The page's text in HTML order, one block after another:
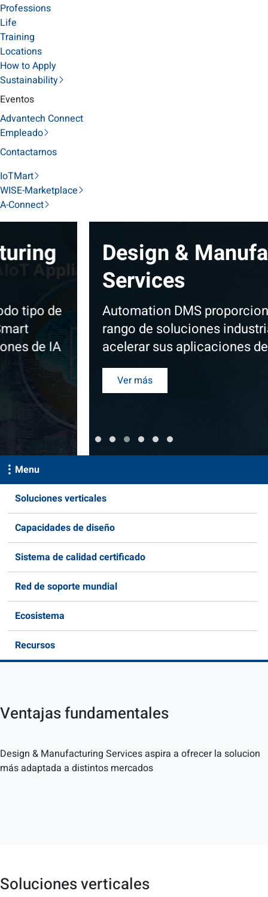
Professions
Life
Training
Locations
How to Apply
Sustainability
Eventos
Advantech Connect
Empleado
Contactarnos
IoTMart
WISE-Marketplace
A-Connect
Design & Manufacturing
Services
Automation DMS proporciona un amplio
rango de soluciones industriales para
acelerar sus aplicaciones de IA
Menu
Soluciones verticales
Capacidades de diseño
Sistema de calidad certificado
Red de soporte mundial
Ecosistema
Recursos
Ventajas fundamentales
Design & Manufacturing Services aspira a ofrecer la solucion
más adaptada a distintos mercados
Soluciones verticales